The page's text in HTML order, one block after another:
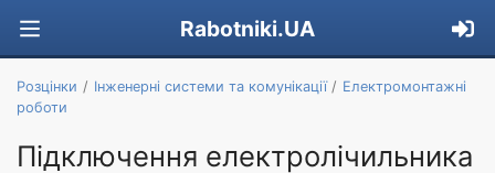
Rabotniki.UA
Розцінки Інженерні системи та комунікації
Електромонтажні
роботи
Підключення електролічильника